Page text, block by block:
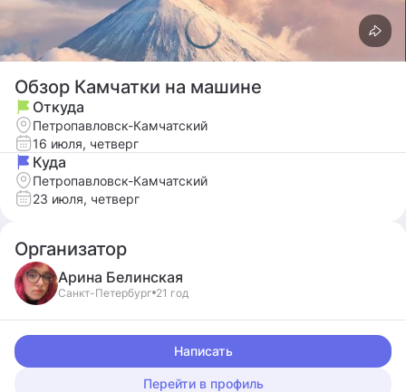
Обзор Камчатки на машине
Откуда
Петропавловск-Камчатский
16 июля, четверг
Куда
Петропавловск-Камчатский
23 июля, четверг
Организатор
Арина Белинская
Санкт-Петербург 21 год
Написать
Перейти в профиль